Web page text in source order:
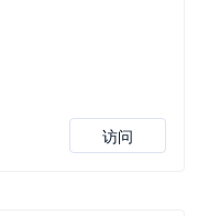
访问